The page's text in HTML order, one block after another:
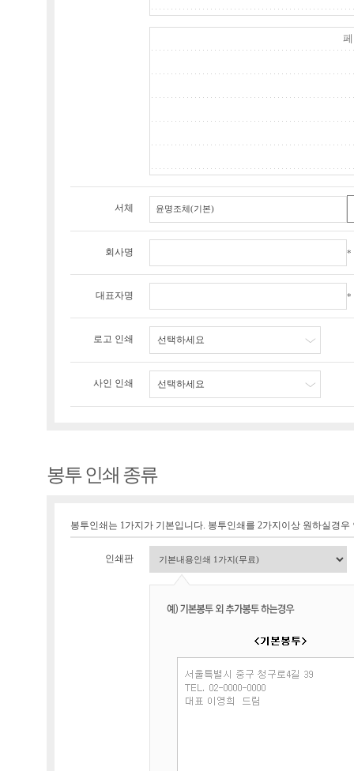
서체
회사명 *
대표자명 *
로고 인쇄 선택하세요
사인 인쇄 선택하세요
봉투 인쇄 종류
봉투인쇄는 1가지가 기본입니다. 봉투인쇄를 2가지이상 원하실경
인쇄판